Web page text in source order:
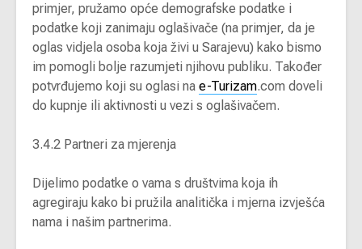
primjer, pružamo opće demografske podatke i
podatke koji zanimaju oglašivače (na primjer, da je
oglas vidjela osoba koja živi u Sarajevu) kako bismo
im pomogli bolje razumjeti njihovu publiku. Također
potvrđujemo koji su oglasi na e-Turizam.com doveli
do kupnje ili aktivnosti u vezi s oglašivačem.
3.4.2 Partneri za mjerenja
Dijelimo podatke o vama s društvima koja ih
agregiraju kako bi pružila analitička i mjerna izvješća
nama i našim partnerima.